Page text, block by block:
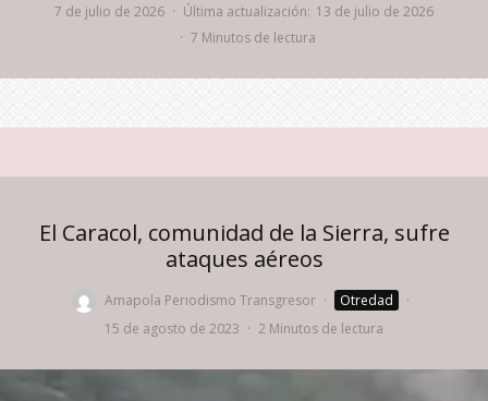
7 de julio de 2026 · Última actualización: 13 de julio de 2026
· 7 Minutos de lectura
El Caracol, comunidad de la Sierra, sufre
ataques aéreos
Amapola Periodismo Transgresor · Otredad
·
15 de agosto de 2023 · 2 Minutos de lectura